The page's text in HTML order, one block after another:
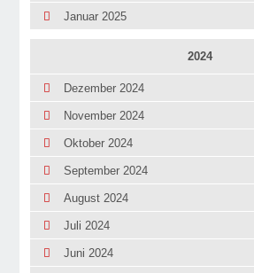
Januar 2025
2024
Dezember 2024
November 2024
Oktober 2024
September 2024
August 2024
Juli 2024
Juni 2024